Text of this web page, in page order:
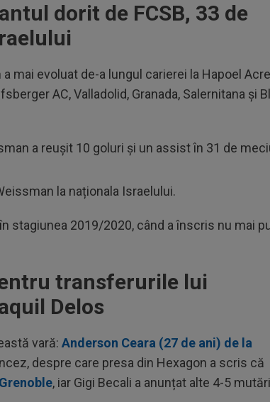
dorit de FCSB, 33 de
mai evoluat de-a lungul carierei la Hapoel
AC, Valladolid, Granada, Salernitana și
a reușit 10 goluri și un assist în 31 de
la naționala Israelului.
stagiunea 2019/2020, când a înscris nu mai
transferurile lui
Delos
vară: Anderson Ceara (27 de ani) de la
despre care presa din Hexagon a scris că
, iar Gigi Becali a anunțat alte 4-5